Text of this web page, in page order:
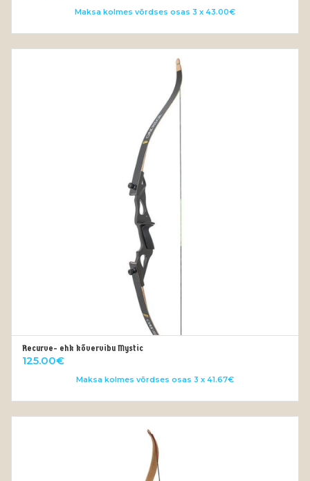
range:
through
139.00€
Maksa kolmes võrdses osas 3 x 43.00€
Recurve- ehk kõvervibu Mystic
125.00€
Maksa kolmes võrdses osas 3 x 41.67€